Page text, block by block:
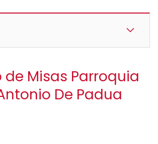
de Misas Parroquia
De Padua